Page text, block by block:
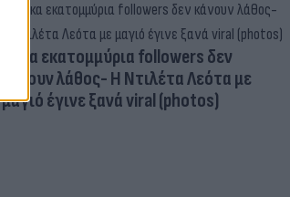
Δέκα εκατομμύρια followers δεν
κάνουν λάθος- Η Ντιλέτα Λεότα με
μαγιό έγινε ξανά viral (photos)